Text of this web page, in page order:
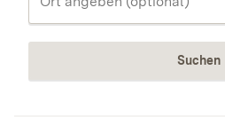
Suchen